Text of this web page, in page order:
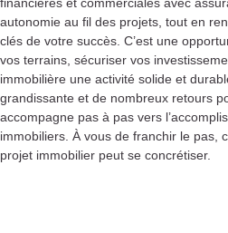
autonomie au fil des projets, tout en
clés de votre succès. C’est une
vos terrains, sécuriser vos
immobilière une activité solide et
grandissante et de nombreux retours
accompagne pas à pas vers
immobiliers. À vous de franchir le pas,
projet immobilier peut se concrétiser.